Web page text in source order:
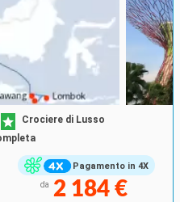
Pagamento in 4X
Crociere di Lusso
da 2 184 €